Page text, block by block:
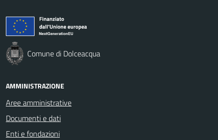
Comune di Dolceacqua
AMMINISTRAZIONE
Aree amministrative
Documenti e dati
Enti e fondazioni